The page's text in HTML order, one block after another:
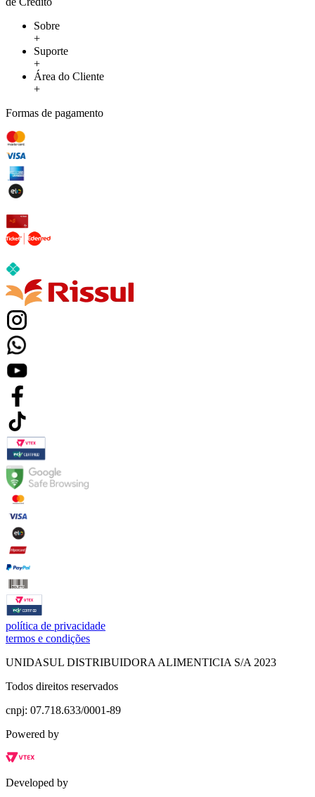
Sobre
+
Suporte
+
Área do Cliente
+
Formas de pagamento
política de privacidade
termos e condições
UNIDASUL DISTRIBUIDORA ALIMENTICIA S/A 2023
Todos direitos reservados
cnpj: 07.718.633/0001-89
Powered by
Developed by